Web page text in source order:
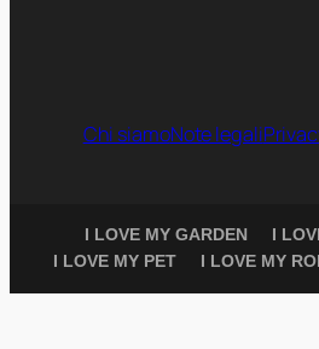
Chi siamoNote legali
I LOVE MY GARDEN
I
I LOVE MY PET
I LOVE MY